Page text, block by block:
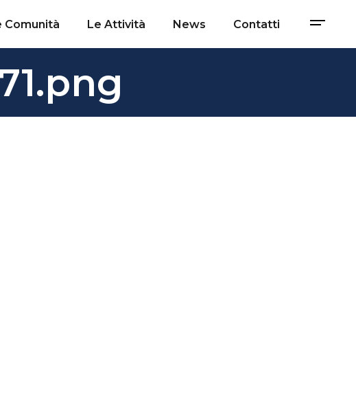
Comunità Le Attività News Contatti